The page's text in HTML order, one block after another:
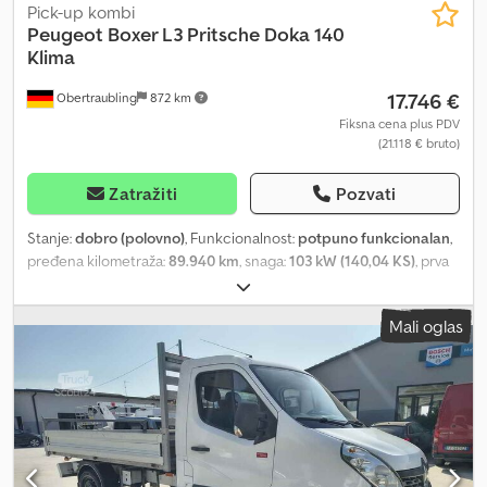
Obertraubling 872 km
Pick-up kombi
Peugeot Boxer L3 Pritsche Doka 140
Klima
17.746 €
Fiksna cena plus PDV
(21.118 € bruto)
Zatražiti Pozvati
Stanje:dobro (polovno), Funkcionalnost: potpuno funkcionalan,
pređena kilometraža:89.940 km, snaga:103 kW (140,04 KS), prva
, vrsta goriva:dizel
kg, maksimalna nosivost:1.315 kg, ukupna težina:3.500 kg,
sledeća inspekcija (TÜV):08/2028, gorivo:dizel, kapacitet
rezervoara za gorivo:90 l , boja:bela , kabina vozača:ostalo
, tip
prenosa:mehanički , emisioni razred:Euro 6, broj sedišta:
Oprema:ABS, Bluetooth, EBS (Elektronski kočioni sistem),
asistent pri pokretanju uzbrdo, centralno zaključavanje,
električno podesivo ogledalo, elektronski program stabilnosti
(ESP), klima uređaj, kompletna servisna istorija, kontrola pritiska
Mali oglas